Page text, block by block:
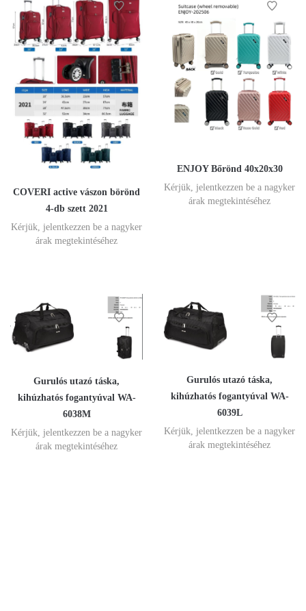
COVERI active vászon börönd
4-db szett 2021
Kérjük, jelentkezzen be a nagyker
árak megtekintéséhez
ENJOY Bőrönd 40x20x30
Kérjük, jelentkezzen be a nagyker
árak megtekintéséhez
Gurulós utazó táska,
kihúzhatós fogantyúval WA-
6038M
Kérjük, jelentkezzen be a nagyker
árak megtekintéséhez
Gurulós utazó táska,
kihúzhatós fogantyúval WA-
6039L
Kérjük, jelentkezzen be a nagyker
árak megtekintéséhez